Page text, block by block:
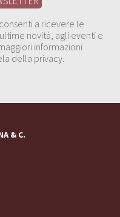
a ricevere le
novità, agli eventi e
informazioni
della privacy.
& C.